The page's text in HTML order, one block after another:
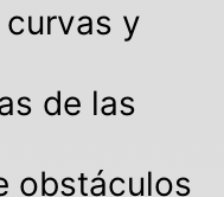
y
de las
obstáculos